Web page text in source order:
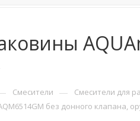
Смесители — Смесители для
без донного клапана,